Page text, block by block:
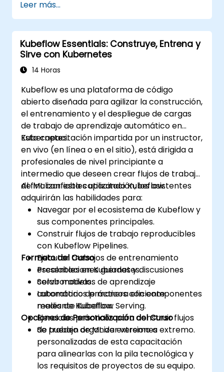
Leer más...
Kubeflow Essentials: Construye, Entrena y
Sirve con Kubernetes
14 Horas
Kubeflow es una plataforma de código
abierto diseñada para agilizar la construcción,
el entrenamiento y el despliegue de cargas
de trabajo de aprendizaje automático en
Kubernetes.
Esta capacitación impartida por un instructor,
en vivo (en línea o en el sitio), está dirigida a
profesionales de nivel principiante a
intermedio que deseen crear flujos de trabajo
de ML confiables utilizando Kubeflow.
Al finalizar esta capacitación, los asistentes
adquirirán las habilidades para:
Navegar por el ecosistema de Kubeflow y
sus componentes principales.
Construir flujos de trabajo reproducibles
con Kubeflow Pipelines.
Ejecutar trabajos de entrenamiento
escalables en Kubernetes.
Servir modelos de aprendizaje
automático de manera eficiente
mediante Kubeflow Serving.
Formato del Curso
Presentaciones guiadas y discusiones
colaborativas.
Laboratorios prácticos con componentes
reales de Kubeflow.
Ejercicios prácticos para construir flujos
de trabajo de ML de extremo a extremo.
Opciones de Personalización del Curso
Se pueden organizar versiones
personalizadas de esta capacitación
para alinearlas con la pila tecnológica y
los requisitos de proyectos de su equipo.